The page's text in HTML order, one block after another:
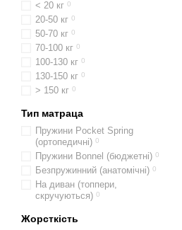
< 20 кг 0
20-50 кг 0
50-70 кг 0
70-100 кг 0
100-130 кг 0
130-150 кг 0
> 150 кг 0
Тип матраца
Пружини Pocket Spring
(ортопедичні) 0
Пружини Bonnel (бюджетні) 0
Безпружинний (анатомічні) 0
На диван (топпери,
скручуються) 0
Жорсткість